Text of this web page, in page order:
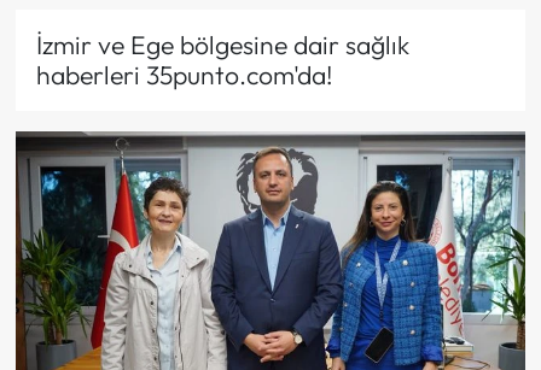
İzmir ve Ege bölgesine dair sağlık
haberleri 35punto.com'da!